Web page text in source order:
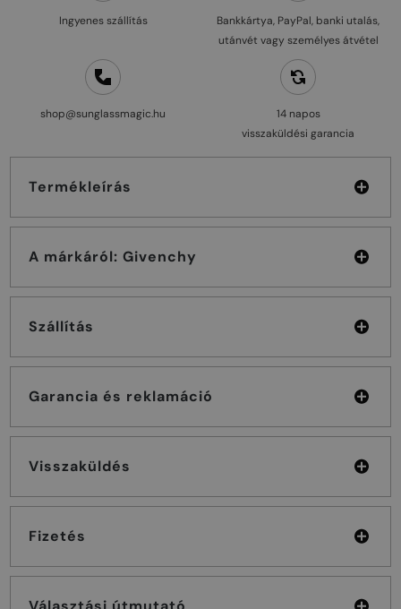
Ingyenes szállítás
Bankkártya, PayPal, banki utalás,
utánvét vagy személyes átvétel
shop@sunglassmagic.hu
14 napos
visszaküldési garancia
Termékleírás
A márkáról: Givenchy
Szállítás
Garancia és reklamáció
Visszaküldés
Fizetés